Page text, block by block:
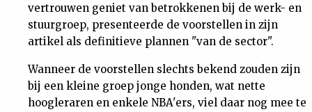
vertrouwen geniet van betrokkenen bij de werk- en
stuurgroep, presenteerde de voorstellen in zijn
artikel als definitieve plannen "van de sector".
Wanneer de voorstellen slechts bekend zouden zijn
bij een kleine groep jonge honden, wat nette
hoogleraren en enkele NBA'ers, viel daar nog mee te